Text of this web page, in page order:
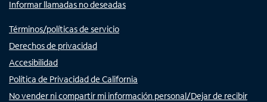
Informar llamadas no deseadas
Términos/políticas de servicio
Derechos de privacidad
Accesibilidad
Política de Privacidad de California
No vender ni compartir mi información personal/Dejar de recibir